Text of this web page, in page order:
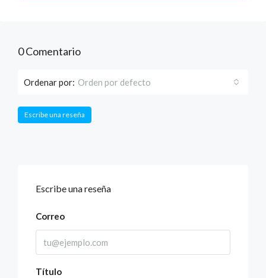
0 Comentario
Ordenar por: Orden por defecto
Escribe una reseña
Escribe una reseña
Correo
Título